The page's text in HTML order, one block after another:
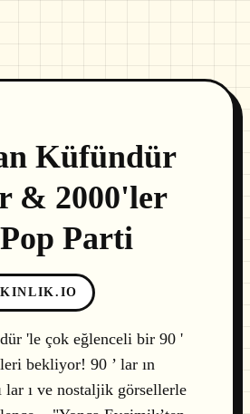
Küfündür
& 2000'ler
Parti
'le çok eğlenceli bir 90 '
bekliyor! 90 ’ lar ın
lar ı ve nostaljik görsellerle